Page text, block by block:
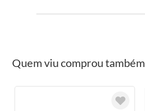
Quem viu comprou também